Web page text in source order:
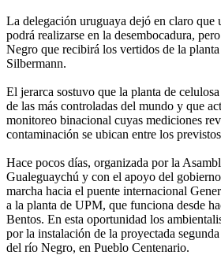
La delegación uruguaya dejó en claro que
podrá realizarse en la desembocadura,
Negro que recibirá los vertidos de la
Silbermann.
El jerarca sostuvo que la planta de
de las más controladas del mundo y que
monitoreo binacional cuyas mediciones
contaminación se ubican entre los
Hace pocos días, organizada por la
Gualeguaychú y con el apoyo del
marcha hacia el puente internacional
a la planta de UPM, que funciona desde
Bentos. En esta oportunidad los
por la instalación de la proyectada
del río Negro, en Pueblo Centenario.